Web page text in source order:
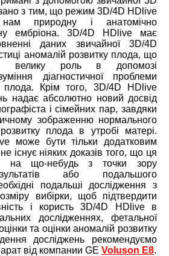
з тим, що режим 3D/4D HDlive
природну і анатомічно
ембріона. 3D/4D HDlive має
даних звичайної 3D/4D
аномалій розвитку плода, що
велику роль в допомозі
діагностичної проблеми
плода. Крім того, 3D/4D HDlive
надає абсолютно новий досвід
і сімейних пар, завдяки
зображенню нормального
плода в утробі матері.
може бути тільки додатковим
існує ніяких доказів того, що ця
на що-небудь з точки зору
або подальшого
подальші дослідження з
вибірки, щоб підтвердити
і користь 3D/4D HDlive в
дослідженнях, фетальної
та оцінки аномалій розвитку
досліджень рекомендуємо
від компании GE Voluson E8.